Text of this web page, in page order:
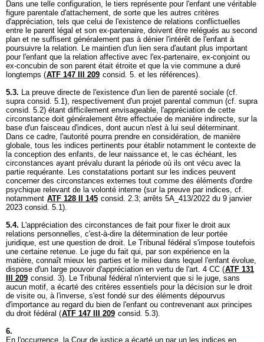
Dans une telle configuration, le tiers représente pour l'enfant une véritable
figure parentale d'attachement, de sorte que les autres critères
d'appréciation, tels que celui de l'existence de relations conflictuelles
entre le parent légal et son ex-partenaire, doivent être relégués au second
plan et ne suffisent généralement pas à dénier l'intérêt de l'enfant à
poursuivre la relation. Le maintien d'un lien sera d'autant plus important
pour l'enfant que la relation affective avec l'ex-partenaire, ex-conjoint ou
ex-concubin de son parent était étroite et que la vie commune a duré
longtemps (ATF 147 III 209 consid. 5. et les références).
5.3. La preuve directe de l'existence d'un lien de parenté sociale (cf.
supra consid. 5.1), respectivement d'un projet parental commun (cf. supra
consid. 5.2) étant difficilement envisageable, l'appréciation de cette
circonstance doit généralement être effectuée de manière indirecte, sur la
base d'un faisceau d'indices, dont aucun n'est à lui seul déterminant.
Dans ce cadre, l'autorité pourra prendre en considération, de manière
globale, tous les indices pertinents pour établir notamment le contexte de
la conception des enfants, de leur naissance et, le cas échéant, les
circonstances ayant prévalu durant la période où ils ont vécu avec la
partie requérante. Les constatations portant sur les indices peuvent
concerner des circonstances externes tout comme des éléments d'ordre
psychique relevant de la volonté interne (sur la preuve par indices, cf.
notamment ATF 128 II 145 consid. 2.3; arrêts 5A_413/2022 du 9 janvier
2023 consid. 5.1).
5.4. L'appréciation des circonstances de fait pour fixer le droit aux
relations personnelles, c'est-à-dire la détermination de leur portée
juridique, est une question de droit. Le Tribunal fédéral s'impose toutefois
une certaine retenue. Le juge du fait qui, par son expérience en la
matière, connaît mieux les parties et le milieu dans lequel l'enfant évolue,
dispose d'un large pouvoir d'appréciation en vertu de l'art. 4 CC (ATF 131
III 209 consid. 3). Le Tribunal fédéral n'intervient que si le juge, sans
aucun motif, a écarté des critères essentiels pour la décision sur le droit
de visite ou, à l'inverse, s'est fondé sur des éléments dépourvus
d'importance au regard du bien de l'enfant ou contrevenant aux principes
du droit fédéral (ATF 147 III 209 consid. 5.3).
6.
En l'occurrence, la Cour de justice a écarté un par un les indices en